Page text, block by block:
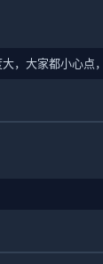
，大家都小心点